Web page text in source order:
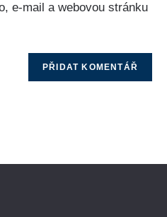
e-mail a webovou stránku